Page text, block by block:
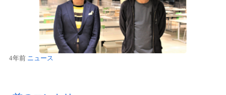
4年前 ニュース